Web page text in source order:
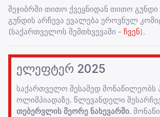
შეჯიბრში თითო ქვეყნიდან თითო
გუნდის არჩევა ევალება ეროვნულ
(საქართველოს შემთხვევაში - ჩვენ).
ელეფტერ 2025
საქართველო მესამედ მონაწილეობს
ოლიმპიადაზე. წლევანდელი
თებერვლის მეორე ნახევარში.